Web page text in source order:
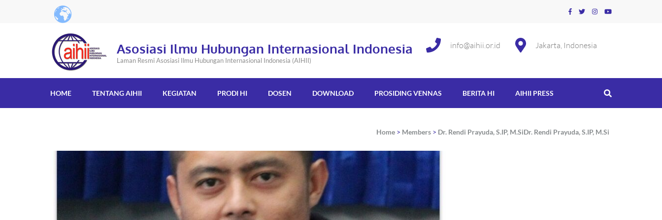
Asosiasi Ilmu Hubungan Internasional Indonesia
Laman Resmi Asosiasi Ilmu Hubungan Internasional Indonesia (AIHII)
Jakarta, Indonesia
info@aihii.or.id
HOME TENTANG AIHII KEGIATAN PRODI HI DOSEN DOWNLOAD PROSIDING VENNAS BERITA HI AIHII PRESS
Home > Members > Dr. Rendi Prayuda, S.IP, M.SiDr. Rendi Prayuda, S.IP, M.Si